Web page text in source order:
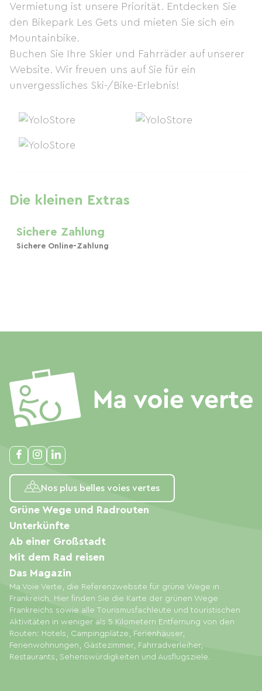
Vermietung ist unsere Priorität. Entdecken Sie
den Bikepark Les Gets und mieten Sie sich ein
Mountainbike.
Buchen Sie Ihre Skier und Fahrräder auf unserer
Website. Wir freuen uns auf Sie für ein
unvergessliches Ski-/Bike-Erlebnis!
Die kleinen Extras
Sichere Zahlung
Sichere Online-Zahlung
Nos plus belles voies vertes
Ma Voie Verte, die Referenzwebsite für grüne Wege in
Frankreich. Hier finden Sie die Karte der grünen Wege
Frankreichs sowie alle Tourismusfachleute und touristischen
Aktivitäten in weniger als 5 Kilometern Entfernung von den
Routen: Hotels, Campingplätze, Ferienhäuser,
Ferienwohnungen, Gästezimmer, Fahrradverleiher,
Restaurants, Sehenswürdigkeiten und Ausflugsziele.
Grüne Wege und Radrouten
Unterkünfte
Ab einer Großstadt
Mit dem Rad reisen
Das Magazin